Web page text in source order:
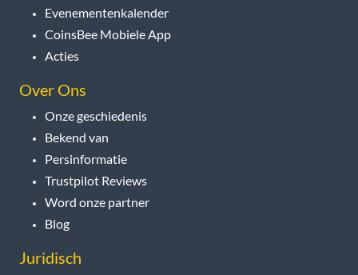
Evenementenkalender
CoinsBee Mobiele App
Acties
Over Ons
Onze geschiedenis
Bekend van
Persinformatie
Trustpilot Reviews
Word onze partner
Blog
Juridisch